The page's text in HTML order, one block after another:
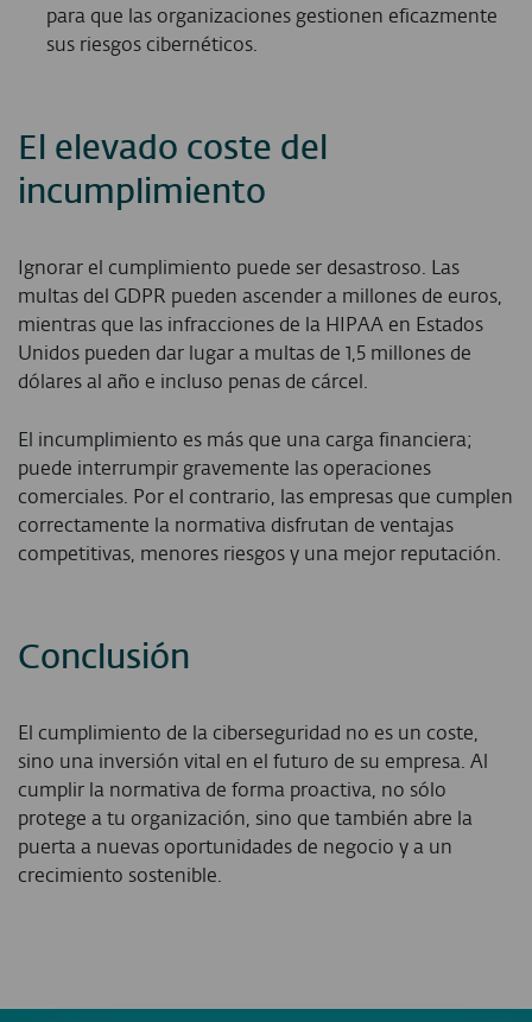
para que las organizaciones gestionen eficazmente
sus riesgos cibernéticos.
El elevado coste del
incumplimiento
Ignorar el cumplimiento puede ser desastroso. Las
multas del GDPR pueden ascender a millones de euros,
mientras que las infracciones de la HIPAA en Estados
Unidos pueden dar lugar a multas de 1,5 millones de
dólares al año e incluso penas de cárcel.
El incumplimiento es más que una carga financiera;
puede interrumpir gravemente las operaciones
comerciales. Por el contrario, las empresas que cumplen
correctamente la normativa disfrutan de ventajas
competitivas, menores riesgos y una mejor reputación.
Conclusión
El cumplimiento de la ciberseguridad no es un coste,
sino una inversión vital en el futuro de su empresa. Al
cumplir la normativa de forma proactiva, no sólo
protege a tu organización, sino que también abre la
puerta a nuevas oportunidades de negocio y a un
crecimiento sostenible.